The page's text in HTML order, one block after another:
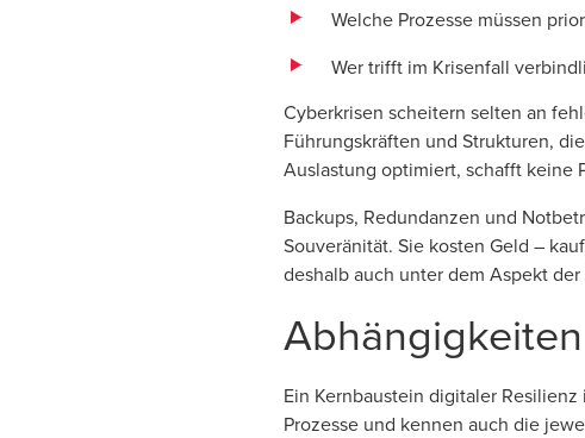
Welche Prozesse müssen
Wer trifft im Krisenfall
Cyberkrisen scheitern selten an
Führungskräften und Strukturen,
Auslastung optimiert, schafft keine
Backups, Redundanzen und
Souveränität. Sie kosten Geld –
deshalb auch unter dem Aspekt
Ein Kernbaustein digitaler
Prozesse und kennen auch die